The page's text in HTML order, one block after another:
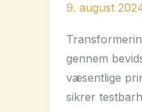
9. august
gennem
væsentlige
sikrer